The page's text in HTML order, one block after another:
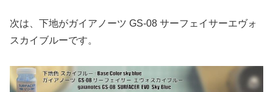
次は、下地がガイアノーツ GS-08 サーフェイサーエヴォ
スカイブルーです。